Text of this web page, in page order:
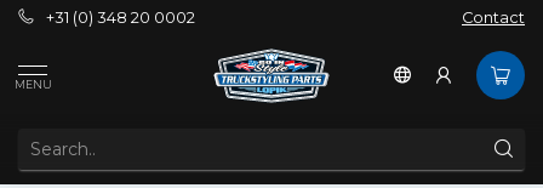
+31 (0) 348 20 0002 Contact
MENU